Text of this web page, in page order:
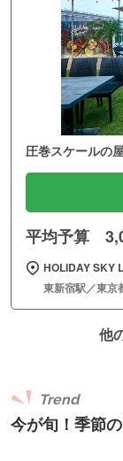
圧巻スケールの
平均予算
HOLIDAY SKY
東新宿駅／東京
他
今が旬！季節
Trend